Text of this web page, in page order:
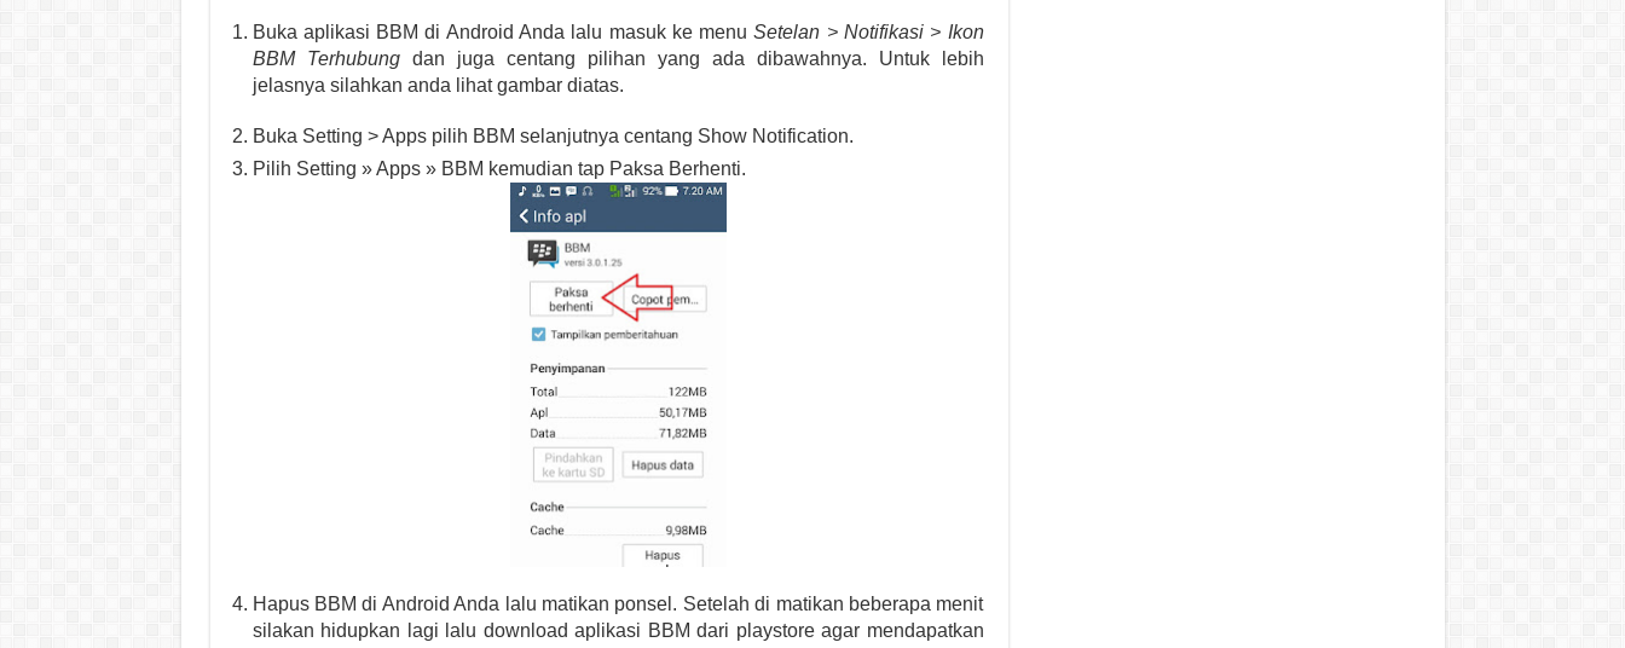
Buka aplikasi BBM di Android Anda lalu masuk ke menuSetelan > Notifikasi > Ikon
BBM Terhubungdan juga centang pilihan yang ada dibawahnya. Untuk lebih
jelasnya silahkan anda lihat gambar diatas.
Buka Setting > Apps pilih BBM selanjutnya centang Show Notification.
Pilih Setting » Apps » BBM kemudian tap Paksa Berhenti.
Hapus BBM di Android Anda lalu matikan ponsel. Setelah di matikan beberapa menit
silakan hidupkan lagi lalu download aplikasi BBM dari playstore agar mendapatkan